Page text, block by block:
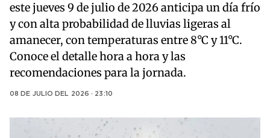
este jueves 9 de julio de 2026 anticipa un día frío
y con alta probabilidad de lluvias ligeras al
amanecer, con temperaturas entre 8°C y 11°C.
Conoce el detalle hora a hora y las
recomendaciones para la jornada.
08 DE JULIO DEL 2026 · 23:10